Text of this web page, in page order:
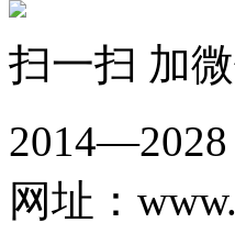
扫一扫 加
网址：